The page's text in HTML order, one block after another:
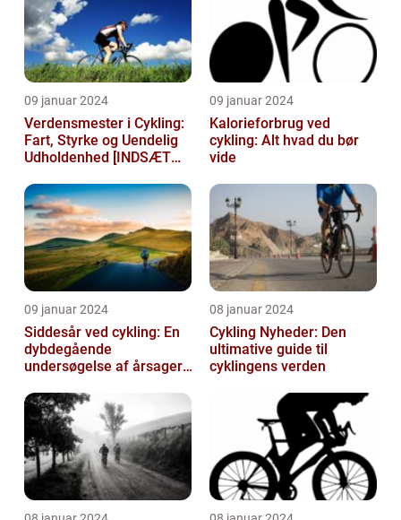
09 januar 2024
Verdensmester i Cykling:
Fart, Styrke og Uendelig
Udholdenhed [INDSÆT
09 januar 2024
Kalorieforbrug ved
cykling: Alt hvad du bør
vide
09 januar 2024
Siddesår ved cykling: En
dybdegående
undersøgelse af årsager,
behandling
08 januar 2024
Cykling Nyheder: Den
ultimative guide til
cyklingens verden